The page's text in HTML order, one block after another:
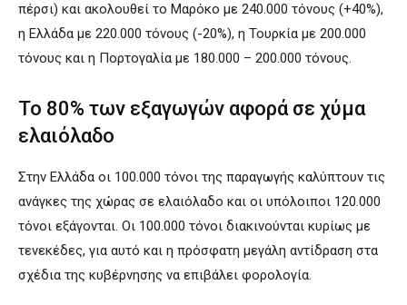
πέρσι) και ακολουθεί το Μαρόκο με 240.000 τόνους (+40%),
η Ελλάδα με 220.000 τόνους (-20%), η Τουρκία με 200.000
τόνους και η Πορτογαλία με 180.000 – 200.000 τόνους.
Το 80% των εξαγωγών αφορά σε χύμα
ελαιόλαδο
Στην Ελλάδα οι 100.000 τόνοι της παραγωγής καλύπτουν τις
ανάγκες της χώρας σε ελαιόλαδο και οι υπόλοιποι 120.000
τόνοι εξάγονται. Οι 100.000 τόνοι διακινούνται κυρίως με
τενεκέδες, για αυτό και η πρόσφατη μεγάλη αντίδραση στα
σχέδια της κυβέρνησης να επιβάλει φορολογία.